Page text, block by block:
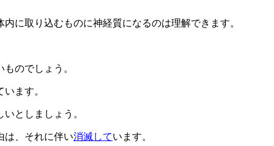
に取り込むものに神経質になるのは理解できます。
のでしょう。
ます。
としましょう。
は、それに伴い消滅しています。